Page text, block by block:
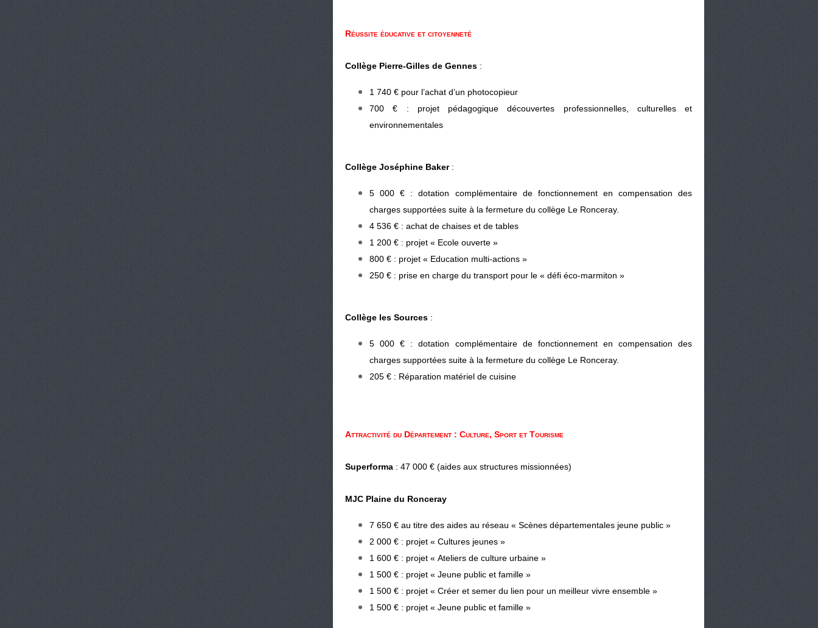
Réussite éducative et citoyenneté
Collège Pierre-Gilles de Gennes :
1 740 € pour l’achat d’un photocopieur
700 € : projet pédagogique découvertes professionnelles, culturelles et
environnementales
Collège Joséphine Baker:
5 000 € : dotation complémentaire de fonctionnement en compensation des
charges supportées suite à la fermeture du collège Le Ronceray.
4 536 € : achat de chaises et de tables
1 200 € : projet « Ecole ouverte »
800 € : projet « Education multi-actions »
250 € : prise en charge du transport pour le « défi éco-marmiton »
Collège les Sources :
5 000 € : dotation complémentaire de fonctionnement en compensation des
charges supportées suite à la fermeture du collège Le Ronceray.
205 € : Réparation matériel de cuisine
Attractivité du Département : Culture, Sport et Tourisme
Superforma : 47 000 € (aides aux structures missionnées)
MJC Plaine du Ronceray
7 650 € au titre des aides au réseau « Scènes départementales jeune public »
2 000 € : projet « Cultures jeunes »
1 600 € : projet « Ateliers de culture urbaine »
1 500 € : projet « Jeune public et famille »
1 500 € : projet « Créer et semer du lien pour un meilleur vivre ensemble »
1 500 € : projet « Jeune public et famille »